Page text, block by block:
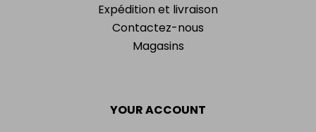
Expédition et livraison
Contactez-nous
Magasins
YOUR ACCOUNT